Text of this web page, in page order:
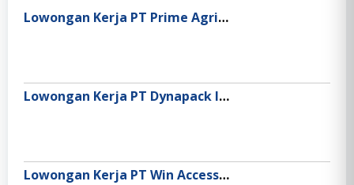
Lowongan Kerja PT Prime Agri Resources Tbk
Lowongan Kerja PT Dynapack Indonesia
Lowongan Kerja PT Win Access Telecommunication